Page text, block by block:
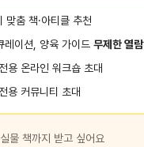
맞춤 책·아티클 추천
레이션, 양육 가이드 무제한 열람
용 온라인 워크숍 초대
용 커뮤니티 초대
물 책까지 받고 싶어요